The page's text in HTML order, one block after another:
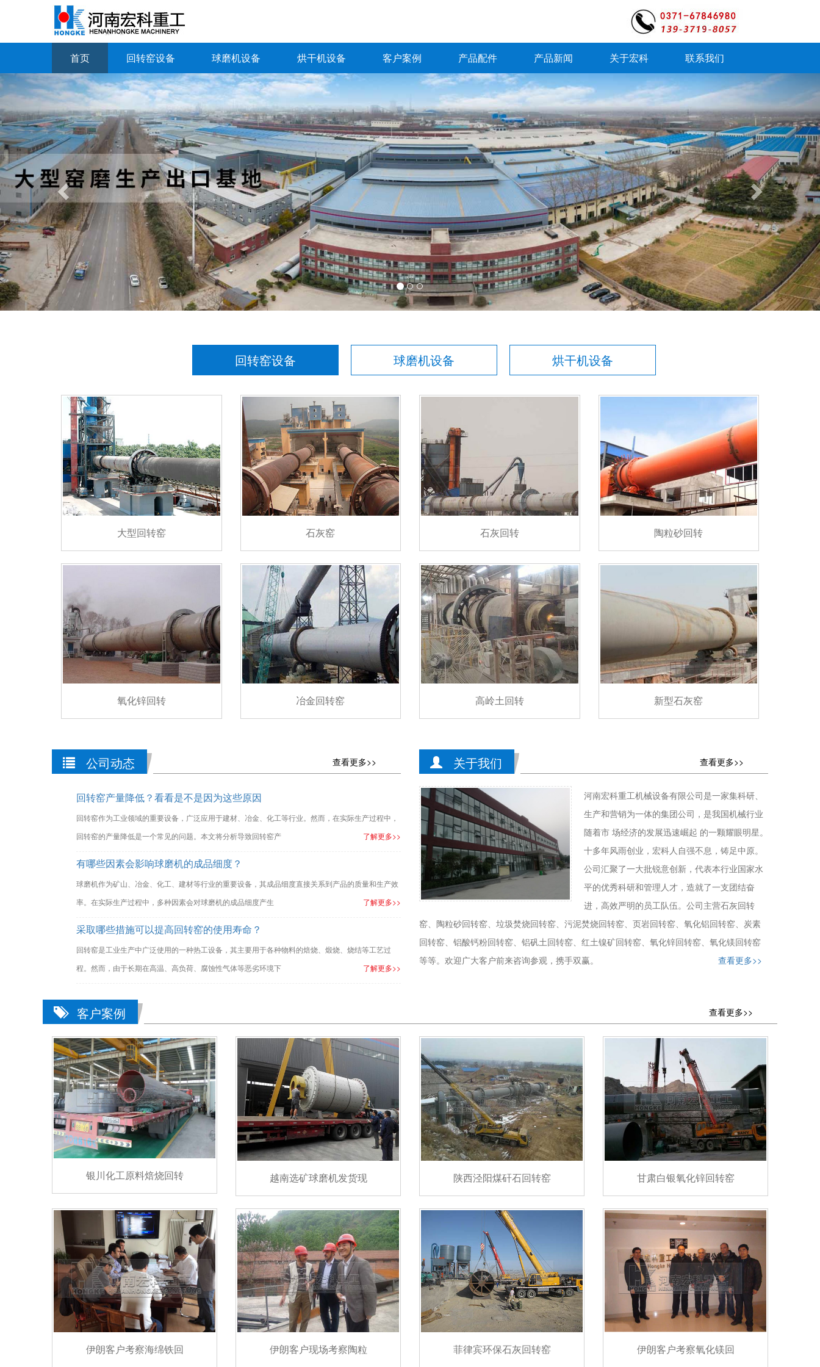
首页 回转窑设备 球磨机设备 烘干机设备 客户案例 产品配件 产品新闻 关于宏科 联系我们
...
Previous Next
回转窑设备 球磨机设备 烘干机设备
大型回转窑 石灰窑 石灰回转 陶粒砂回转
氧化锌回转 冶金回转窑 高岭土回转 新型石灰窑
公司动态 查看更多>>
回转窑产量降低？看看是不是因为这些原因
回转窑作为工业领域的重要设备，广泛应用于建材、冶金、化工等行业。然而，在实际生产过程中，
回转窑的产量降低是一个常见的问题。本文将分析导致回转窑产
了解更多>>
有哪些因素会影响球磨机的成品细度？
球磨机作为矿山、冶金、化工、建材等行业的重要设备，其成品细度直接关系到产品的质量和生产效
率。在实际生产过程中，多种因素会对球磨机的成品细度产生
了解更多>>
采取哪些措施可以提高回转窑的使用寿命？
回转窑是工业生产中广泛使用的一种热工设备，其主要用于各种物料的焙烧、煅烧、烧结等工艺过
程。然而，由于长期在高温、高负荷、腐蚀性气体等恶劣环境下
了解更多>>
关于我们 查看更多>>
河南宏科重工机械设备有限公司是一家集科研、
生产和营销为一体的集团公司，是我国机械行业
随着市 场经济的发展迅速崛起 的一颗耀眼明星。
十多年风雨创业，宏科人自强不息，铸足中原。
公司汇聚了一大批锐意创新，代表本行业国家水
平的优秀科研和管理人才，造就了一支团结奋
进，高效严明的员工队伍。公司主营石灰回转
窑、陶粒砂回转窑、垃圾焚烧回转窑、污泥焚烧回转窑、页岩回转窑、氧化铝回转窑、炭素
回转窑、铝酸钙粉回转窑、铝矾土回转窑、红土镍矿回转窑、氧化锌回转窑、氧化镁回转窑
等等。欢迎广大客户前来咨询参观，携手双赢。
查看更多>>
客户案例 查看更多>>
银川化工原料焙烧回转 越南选矿球磨机发货现 陕西泾阳煤矸石回转窑 甘肃白银氧化锌回转窑
伊朗客户考察海绵铁回 伊朗客户现场考察陶粒 菲律宾环保石灰回转窑 伊朗客户考察氧化镁回